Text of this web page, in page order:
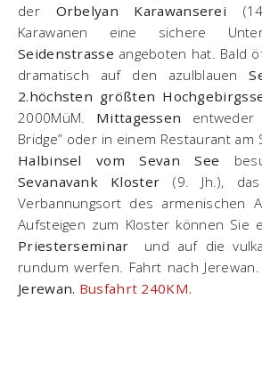
der Orbelyan Karawanserei
Karawanen eine sichere
Seidenstrasse angeboten hat. Bald
dramatisch auf den azulblauen
2.höchsten größten
2000MüM. Mittagessen
Bridge” oder in einem Restaurant am
Halbinsel vom Sevan See
Sevanavank Kloster (9. Jh.),
Verbannungsort des armenischen
Aufsteigen zum Kloster können Sie
Priesterseminar und auf die
rundum werfen. Fahrt nach Jerewan.
Jerewan. Busfahrt 240KM.